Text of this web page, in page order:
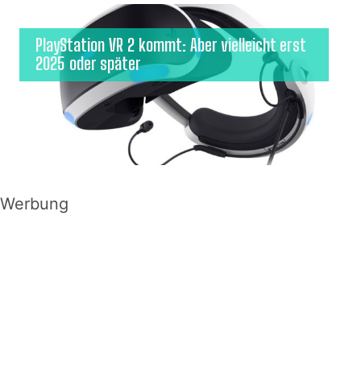
PlayStation VR 2 kommt: Aber vielleicht erst
2025 oder später
Werbung